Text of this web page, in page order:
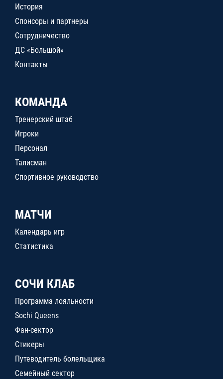
История
Спонсоры и партнеры
Сотрудничество
ДС «Большой»
Контакты
КОМАНДА
Тренерский штаб
Игроки
Персонал
Талисман
Спортивное руководство
МАТЧИ
Календарь игр
Статистика
СОЧИ КЛАБ
Программа лояльности
Sochi Queens
Фан-сектор
Стикеры
Путеводитель болельщика
Семейный сектор